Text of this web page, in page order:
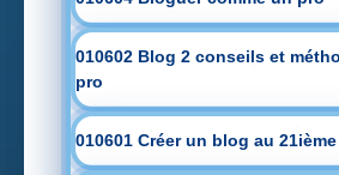
010602 Blog 2 conseils et
pro
010601 Créer un blog au